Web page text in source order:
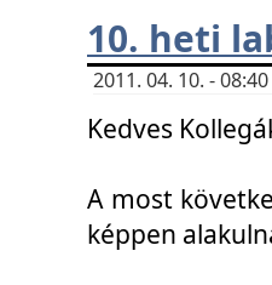
10. heti
2011. 04. 10. -
Kedves
A most
képpen